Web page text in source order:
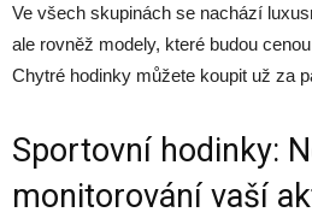
Ve všech skupinách se nachází
ale rovněž modely, které budou
Chytré hodinky můžete koupit už za
Sportovní hodinky:
monitorování vaší